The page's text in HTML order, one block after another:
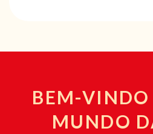
BEM-VINDO
MUNDO